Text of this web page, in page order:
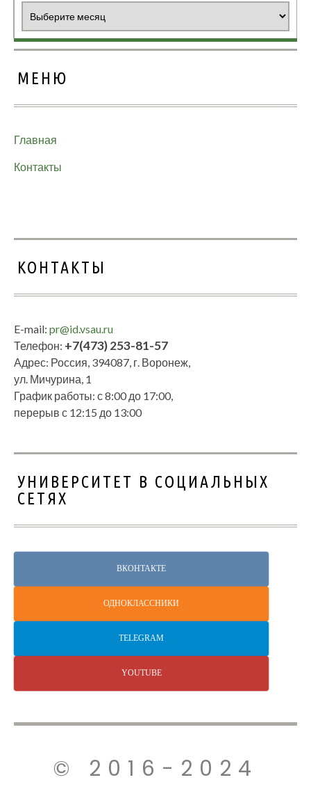
МЕНЮ
Главная
Контакты
КОНТАКТЫ
E-mail: pr@id.vsau.ru
Телефон: +7(473) 253-81-57
Адрес: Россия, 394087, г. Воронеж,
ул. Мичурина, 1
График работы: с 8:00 до 17:00,
перерыв с 12:15 до 13:00
УНИВЕРСИТЕТ В СОЦИАЛЬНЫХ
СЕТЯХ
ВКОНТАКТЕ
ОДНОКЛАССНИКИ
TELEGRAM
YOUTUBE
© 2016-2024